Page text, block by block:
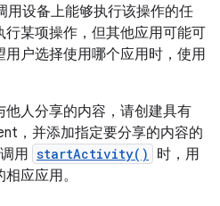
用设备上能够执行该操作的任
某项操作，但其他应用可能可
户选择使用哪个应用时，使用
人分享的内容，请创建具有
，并添加指定要分享的内容的
用 startActivity()
时，用
应应用。